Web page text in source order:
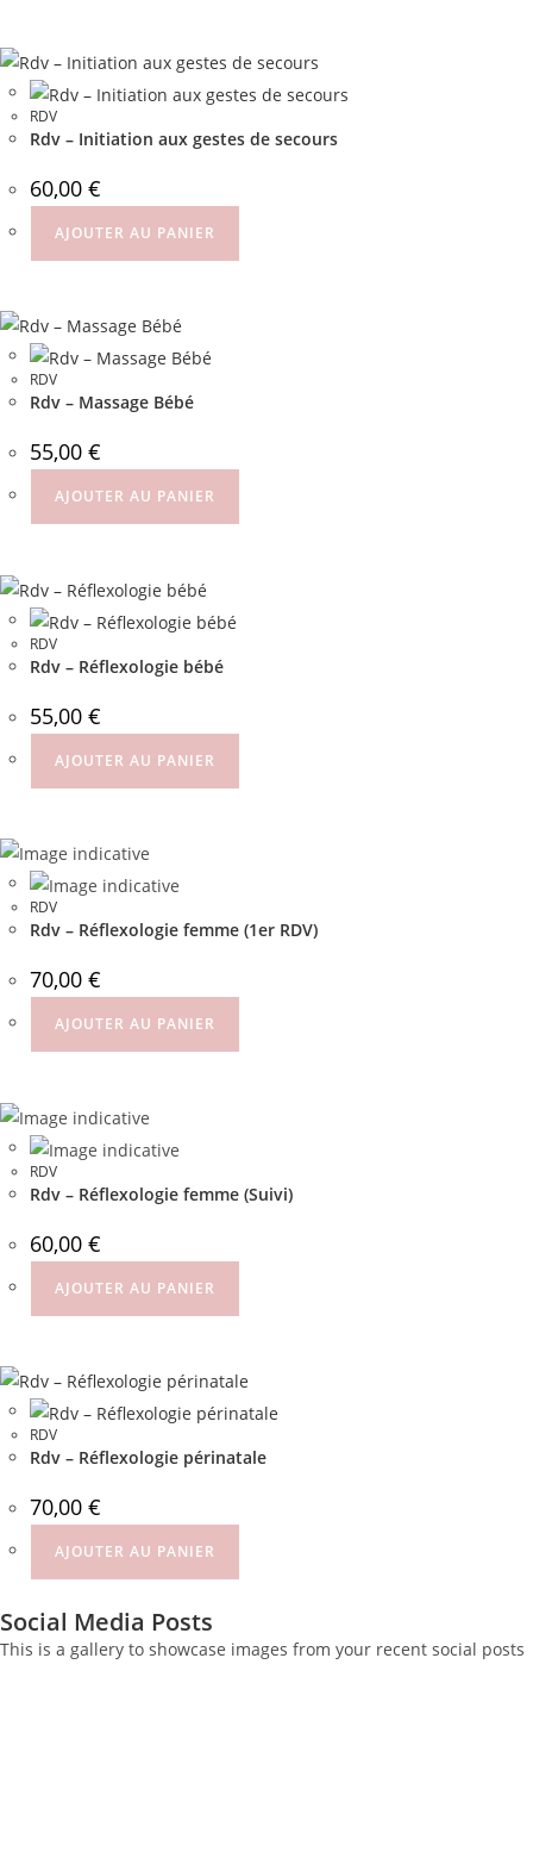
RDV
Rdv – Initiation aux gestes de secours
60,00 €
AJOUTER AU PANIER
RDV
Rdv – Massage Bébé
55,00 €
AJOUTER AU PANIER
RDV
Rdv – Réflexologie bébé
55,00 €
AJOUTER AU PANIER
RDV
Rdv – Réflexologie femme (1er RDV)
70,00 €
AJOUTER AU PANIER
RDV
Rdv – Réflexologie femme (Suivi)
60,00 €
AJOUTER AU PANIER
RDV
Rdv – Réflexologie périnatale
70,00 €
AJOUTER AU PANIER
Social Media Posts
This is a gallery to showcase images from your recent social posts